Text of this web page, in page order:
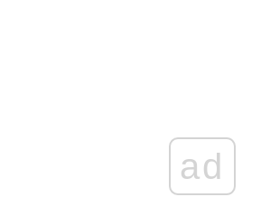
ad